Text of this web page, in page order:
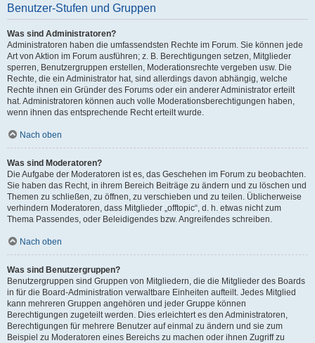
Benutzer-Stufen und Gruppen
Was sind Administratoren?
Administratoren haben die umfassendsten Rechte im Forum. Sie können jede
Art von Aktion im Forum ausführen; z. B. Berechtigungen setzen, Mitglieder
sperren, Benutzergruppen erstellen, Moderationsrechte vergeben usw. Die
Rechte, die ein Administrator hat, sind allerdings davon abhängig, welche
Rechte ihnen ein Gründer des Forums oder ein anderer Administrator erteilt
hat. Administratoren können auch volle Moderationsberechtigungen haben,
wenn ihnen das entsprechende Recht erteilt wurde.
Nach oben
Was sind Moderatoren?
Die Aufgabe der Moderatoren ist es, das Geschehen im Forum zu beobachten.
Sie haben das Recht, in ihrem Bereich Beiträge zu ändern und zu löschen und
Themen zu schließen, zu öffnen, zu verschieben und zu teilen. Üblicherweise
verhindern Moderatoren, dass Mitglieder „offtopic“, d. h. etwas nicht zum
Thema Passendes, oder Beleidigendes bzw. Angreifendes schreiben.
Nach oben
Was sind Benutzergruppen?
Benutzergruppen sind Gruppen von Mitgliedern, die die Mitglieder des Boards
in für die Board-Administration verwaltbare Einheiten aufteilt. Jedes Mitglied
kann mehreren Gruppen angehören und jeder Gruppe können
Berechtigungen zugeteilt werden. Dies erleichtert es den Administratoren,
Berechtigungen für mehrere Benutzer auf einmal zu ändern und sie zum
Beispiel zu Moderatoren eines Bereichs zu machen oder ihnen Zugriff zu